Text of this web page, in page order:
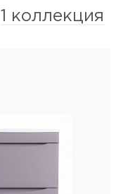
1 коллекция